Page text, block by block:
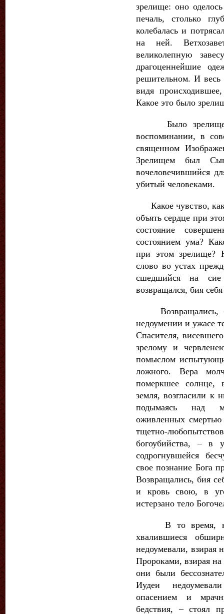
зрелище: оно
печаль, столько
колебалась и
на ней.
великолепную
драгоценнейшие
решительном. И
видя
Какое это было
Было зрелище,
воспоминании, в
священном
Зрелищем был
вочеловечившийся
убитый человеками.
Какое чувство, как
объять сердце при
состояние
состоянием ума?
при этом зрелище?
слово во устах
сшедшийся на сие
возвращался, бия
Возвращались,
недоумении и ужасе
Спасителя,
зрелому и
помыслом
ложного. Вера
померкшее солнце,
земля, возгласили к
подымаясь над
оживленных
тщетно-
богоубийства, – в
содрогнувшейся
свое познание Бога
Возвращались, бия
и кровь свою, в
истерзано тело
В то время, как
хвалившиеся
недоумевали, взирая
Пророками, взирая
они были
Иудеи
опасением и
бедствия, – стоял